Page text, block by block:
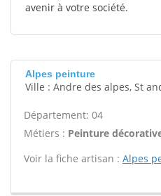
avenir à votre société.
Alpes peinture
Ville : Andre des alpes, St
Département: 04
Métiers : Peinture
Voir la fiche artisan : Alpes